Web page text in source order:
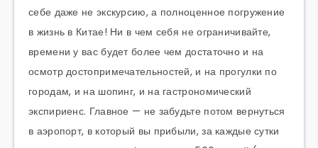
себе даже не экскурсию, а полноценное погружение
в жизнь в Китае! Ни в чем себя не ограничивайте,
времени у вас будет более чем достаточно и на
осмотр достопримечательностей, и на прогулки по
городам, и на шопинг, и на гастрономический
экспириенс. Главное — не забудьте потом вернуться
в аэропорт, в который вы прибыли, за каждые сутки